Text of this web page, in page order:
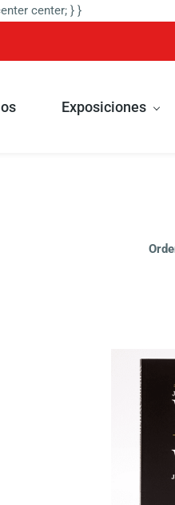
center; } }
Exposiciones